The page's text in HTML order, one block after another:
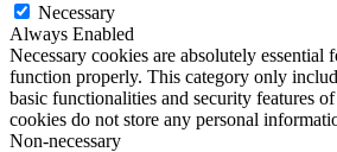
Necessary
Always Enabled
Necessary cookies are absolutely essential
function properly. This category only
basic functionalities and security features
cookies do not store any personal
Non-necessary